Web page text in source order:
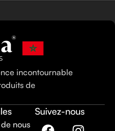
incontournable
de
nous
Suivez-nous